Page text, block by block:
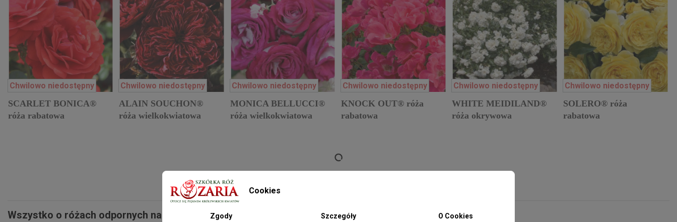
Chwilowo niedostępny
SCARLET BONICA®
róża rabatowa
Chwilowo niedostępny
ALAIN SOUCHON®
róża wielkokwiatowa
Chwilowo niedostępny
MONICA BELLUCCI®
róża wielkokwiatowa
Chwilowo niedostępny
KNOCK OUT® róża
rabatowa
Chwilowo niedostępny
WHITE MEIDILAND®
róża okrywowa
Chwilowo niedostępny
SOLERO® róża
rabatowa
Wszystko o różach odpornych na choroby
Cookies
Zgody Szczegóły O Cookies